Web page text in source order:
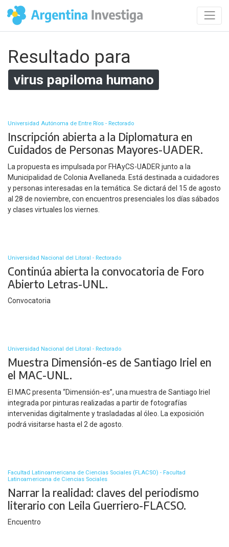
Resultado para
virus papiloma humano
Universidad Autónoma de Entre Ríos - Rectorado
Inscripción abierta a la Diplomatura en
Cuidados de Personas Mayores-UADER.
La propuesta es impulsada por FHAyCS-UADER junto a la
Municipalidad de Colonia Avellaneda. Está destinada a cuidadores
y personas interesadas en la temática. Se dictará del 15 de agosto
al 28 de noviembre, con encuentros presenciales los días sábados
y clases virtuales los viernes.
Universidad Nacional del Litoral - Rectorado
Continúa abierta la convocatoria de Foro
Abierto Letras-UNL.
Convocatoria
Universidad Nacional del Litoral - Rectorado
Muestra Dimensión-es de Santiago Iriel en
el MAC-UNL.
El MAC presenta “Dimensión-es”, una muestra de Santiago Iriel
integrada por pinturas realizadas a partir de fotografías
intervenidas digitalmente y trasladadas al óleo. La exposición
podrá visitarse hasta el 2 de agosto.
Facultad Latinoamericana de Ciencias Sociales (FLACSO) - Facultad
Latinoamericana de Ciencias Sociales
Narrar la realidad: claves del periodismo
literario con Leila Guerriero-FLACSO.
Encuentro